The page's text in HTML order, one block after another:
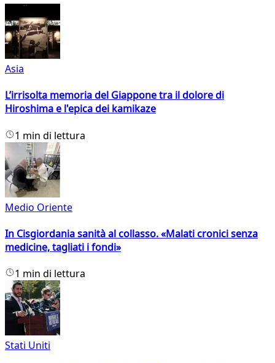
Asia
L’irrisolta memoria del Giappone tra il dolore di
Hiroshima e l'epica dei kamikaze
1 min di lettura
Medio Oriente
In Cisgiordania sanità al collasso. «Malati cronici senza
medicine, tagliati i fondi»
1 min di lettura
Stati Uniti